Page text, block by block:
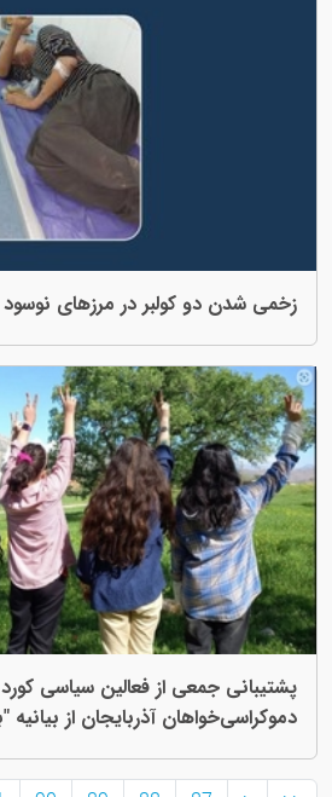
در مرزهای نوسود و بانه
سياسی کورد از 'انتقاد
از بيانيه "برای ايران"'